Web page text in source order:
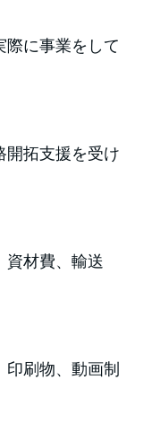
際に事業をして
開拓支援を受け
資材費、輸送
刷物、動画制